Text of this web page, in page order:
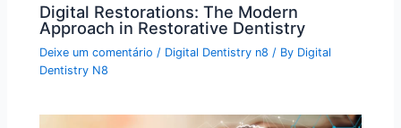
Digital Restorations: The Modern
Approach in Restorative Dentistry
Deixe um comentário / Digital Dentistry n8 / By Digital
Dentistry N8